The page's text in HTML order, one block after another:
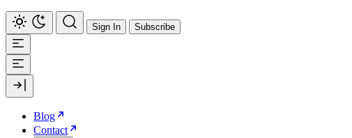
Sign In Subscribe
Blog
Contact